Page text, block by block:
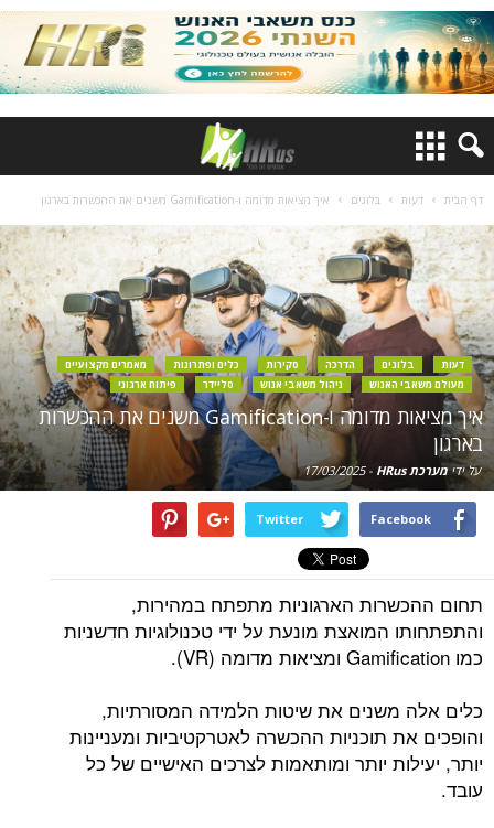
דף הבית דעות בלוגים איך מציאות מדומה ו-Gamification משנים את ההכשרות בארגון
דעות בלוגים הדרכה סקירות כלים ופתרונות
מאמרים מקצועיים
מעולם משאבי האנוש
ניהול משאבי אנוש סליידר פיתוח ארגוני
איך מציאות מדומה ו-Gamification משנים את ההכשרות
בארגון
על ידימערכת HRus -
17/03/2025
Facebook
Twitter
תחום ההכשרות הארגוניות מתפתח במהירות,
והתפתחותו המואצת מונעת על ידי טכנולוגיות חדשניות
כמו Gamification ומציאות מדומה (VR).
כלים אלה משנים את שיטות הלמידה המסורתיות,
והופכים את תוכניות ההכשרה לאטרקטיביות ומעניינות
יותר, יעילות יותר ומותאמות לצרכים האישיים של כל
עובד.